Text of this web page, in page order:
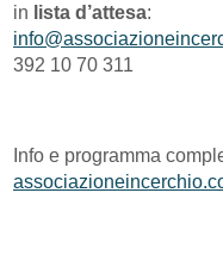
in lista d’attesa:
392 10 70 311
Info e programma